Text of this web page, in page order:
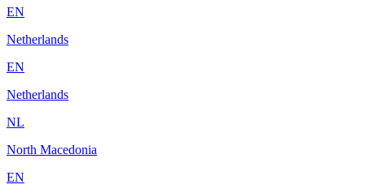
EN
Netherlands
EN
Netherlands
NL
North Macedonia
EN